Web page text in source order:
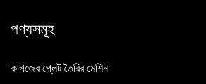
পণ্যসমূহ
কাগজের প্লেট তৈরির মেশিন